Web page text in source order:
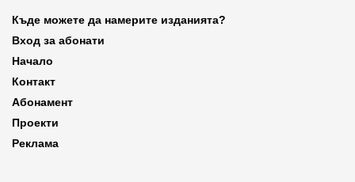
Къде можете да намерите изданията?
Вход за абонати
Начало
Контакт
Абонамент
Проекти
Реклама